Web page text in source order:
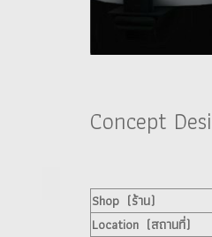
Concept
Shop (ร้าน)
Location (สถานที่)